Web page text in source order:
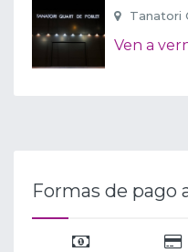
Tanatori
Ven a
Formas de pago